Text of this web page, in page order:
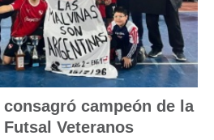
campeón de la
Veteranos